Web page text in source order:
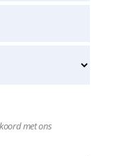
met ons